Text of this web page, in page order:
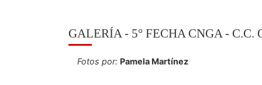
GALERÍA - 5° FECHA CNGA - C.C.
Fotos por: Pamela Martínez